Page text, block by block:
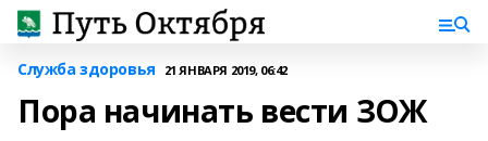
Служба здоровья 21 ЯНВАРЯ 2019, 06:42
Пора начинать вести ЗОЖ